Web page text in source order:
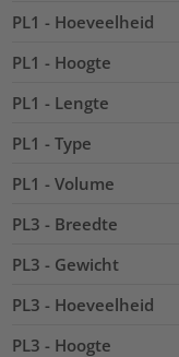
PL1 - Hoeveelheid
PL1 - Hoogte
PL1 - Lengte
PL1 - Type
PL1 - Volume
PL3 - Breedte
PL3 - Gewicht
PL3 - Hoeveelheid
PL3 - Hoogte